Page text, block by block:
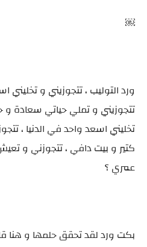
￼
ورد التوليب ، تتجوزيني و تخليني
تتجوزيني و تملي حياتي سعادة و
تخليني اسعد واحد في الدنيا ،
كتير و بيت دافي ، تتجوزني و
عمري ؟
بكت ورد لقد تحقق حلمها و هنا